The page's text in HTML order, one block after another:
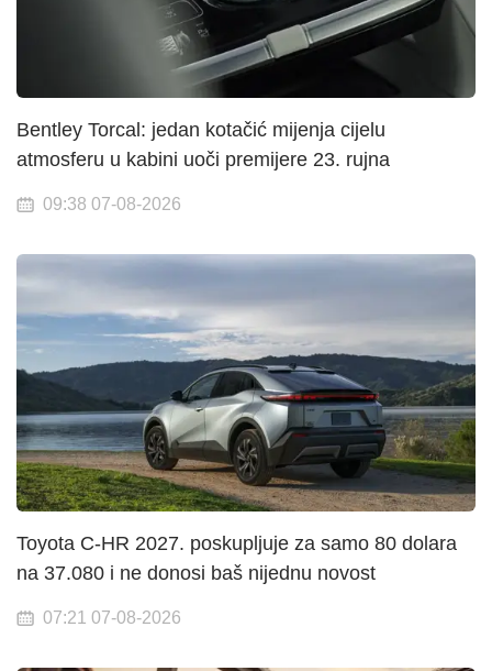
Bentley Torcal: jedan kotačić mijenja cijelu
atmosferu u kabini uoči premijere 23. rujna
09:38 07-08-2026
Toyota C-HR 2027. poskupljuje za samo 80 dolara
na 37.080 i ne donosi baš nijednu novost
07:21 07-08-2026